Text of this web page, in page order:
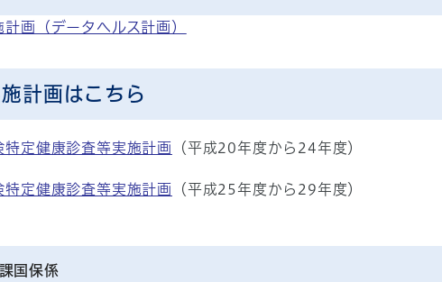
画（データヘルス計画）
計画はこちら
定健康診査等実施計画 （平成20年度から24年度）
定健康診査等実施計画 （平成25年度から29年度）
国保係